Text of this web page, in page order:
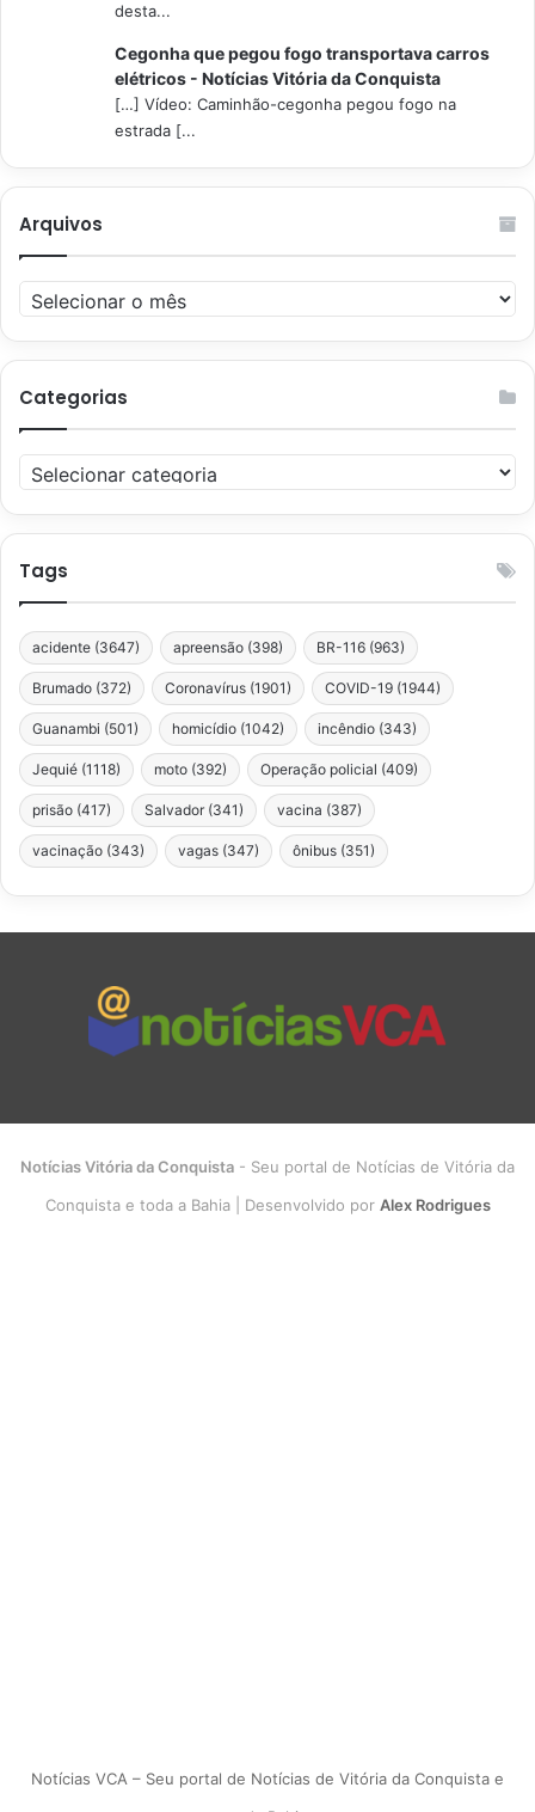
desta...
Cegonha que pegou fogo transportava carros
elétricos - Notícias Vitória da Conquista
[…] Vídeo: Caminhão-cegonha pegou fogo na
estrada [...
Arquivos
Arquivos
Categorias
Categorias
Tags
acidente (3647) apreensão (398) BR-116 (963)
Brumado (372) Coronavírus (1901) COVID-19 (1944)
Guanambi (501) homicídio (1042) incêndio (343)
Jequié (1118) moto (392) Operação policial (409)
prisão (417) Salvador (341) vacina (387)
vacinação (343) vagas (347) ônibus (351)
Notícias Vitória da Conquista - Seu portal de Notícias de Vitória da
Conquista e toda a Bahia | Desenvolvido por Alex Rodrigues
Notícias VCA – Seu portal de Notícias de Vitória da Conquista e